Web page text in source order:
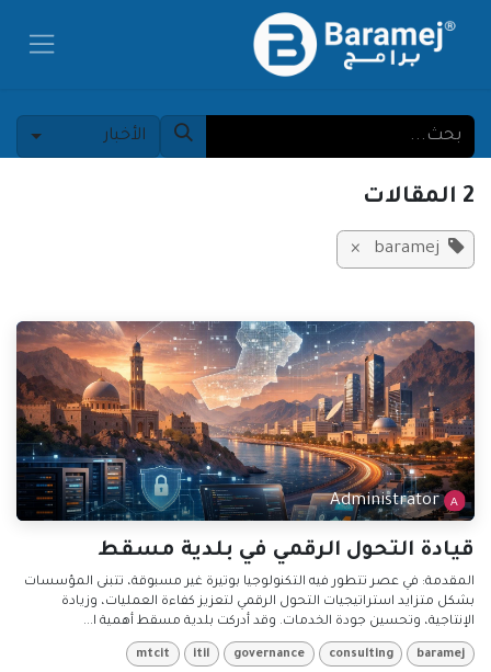
تخطي للذهاب إلى المحتوى
الأخبار
2 المقالات
baramej
×
Administrator
قيادة التحول الرقمي في بلدية مسقط
المقدمة: في عصر تتطور فيه التكنولوجيا بوتيرة غير مسبوقة، تتبنى المؤسسات
بشكل متزايد استراتيجيات التحول الرقمي لتعزيز كفاءة العمليات، وزيادة
الإنتاجية، وتحسين جودة الخدمات. وقد أدركت بلدية مسقط أهمية ا...
baramej
consulting
governance
itil
mtcit